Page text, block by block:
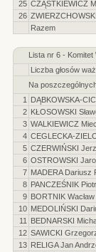
25 CZĄSTKIEWICZ
26
Razem
Lista nr 6 -
Liczba głosów
Na
1
DĄBKOWSKA-
2 KŁOSOWSKI
3 WALKIEWICZ
4 CEGLECKA-
5 CZERWIŃSKI
6 OSTROWSKI
7 MADERA Dariusz
8 PANCZEŚNIK Piotr
9 BORTNIK Wacław
10 MEDOLIŃSKI
11
BEDNARSKI
12 SAWICKI
13 RELIGA Jan